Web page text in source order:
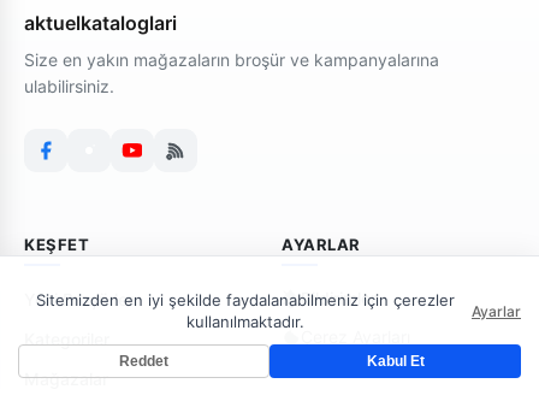
aktuelkataloglari
Size en yakın mağazaların broşür ve kampanyalarına
ulabilirsiniz.
KEŞFET
Yeni Broşürler
Mağazalar
AYARLAR
Bildirimler
Sitemizden en iyi şekilde faydalanabilmeniz için çerezler
kullanılmaktadır.
Ayarlar
Reddet Kabul Et